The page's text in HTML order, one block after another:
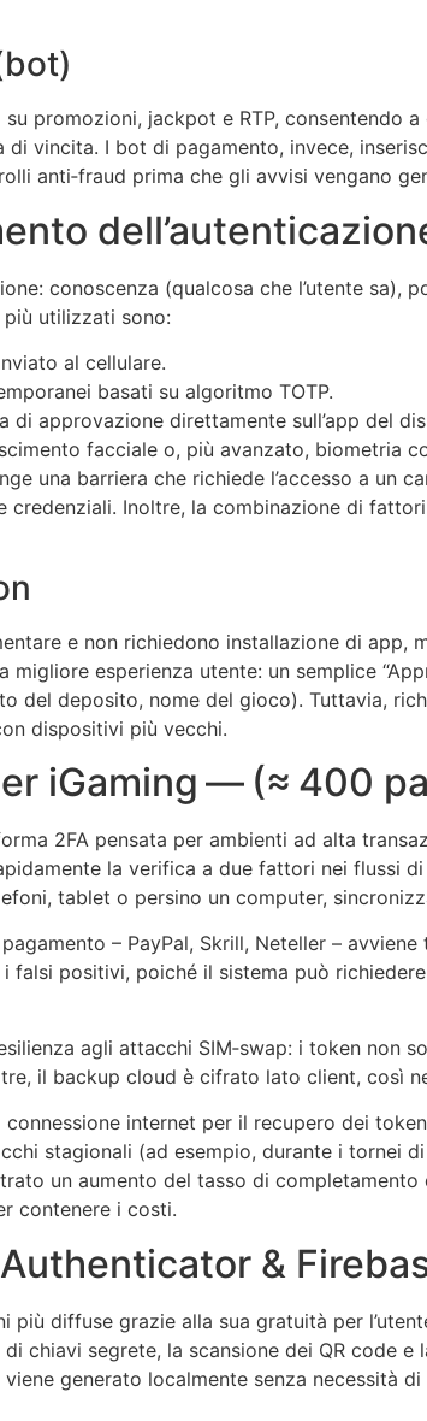
promozioni, jackpot e RTP, consentendo
di vincita. I bot di pagamento, invece,
anti‑fraud prima che gli avvisi vengano
conoscenza (qualcosa che l’utente sa),
più utilizzati sono:
al cellulare.
basati su algoritmo TOTP.
di approvazione direttamente sull’app del
facciale o, più avanzato, biometria
una barriera che richiede l’accesso a un
credenziali. Inoltre, la combinazione di
e non richiedono installazione di app,
esperienza utente: un semplice
del deposito, nome del gioco). Tuttavia,
dispositivi più vecchi.
iGaming — (≈ 400
2FA pensata per ambienti ad alta
la verifica a due fattori nei flussi
tablet o persino un computer,
– PayPal, Skrill, Neteller –
falsi positivi, poiché il sistema può
agli attacchi SIM‑swap: i token non
il backup cloud è cifrato lato client, così
internet per il recupero dei
stagionali (ad esempio, durante i tornei
un aumento del tasso di
contenere i costi.
&
più diffuse grazie alla sua gratuità per
chiavi segrete, la scansione dei QR code
generato localmente senza necessità